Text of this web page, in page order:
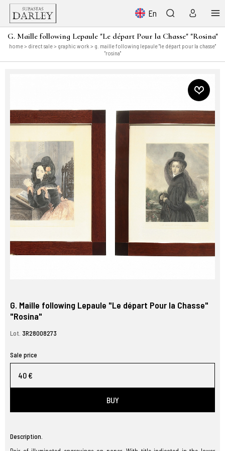
En
G. Maille following Lepaule "Le départ Pour la Chasse" "Rosina"
home> direct sale> graphic work > g. maille following lepaule "le départ pour la chasse"
"rosina"
G. Maille following Lepaule "Le départ Pour la Chasse"
"Rosina"
Lot. 3R28008273
Sale price
40 €
BUY
Description.